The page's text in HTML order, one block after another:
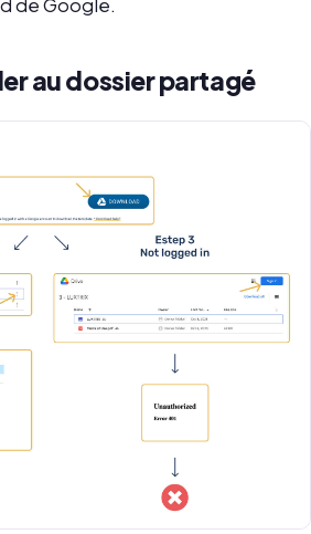
de Google.
au dossier partagé